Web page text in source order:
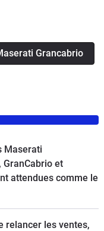
Grancabrio
Maserati
GranCabrio et
attendues comme le
relancer les ventes,